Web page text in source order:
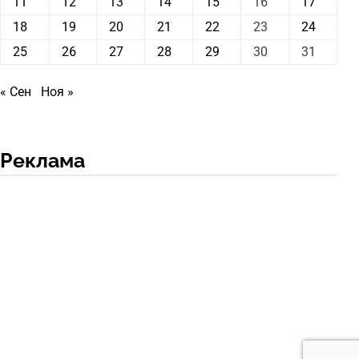
18
19 20 21 22 23
24
25
26 27 28 29 30 31
« Сен Ноя »
Реклама